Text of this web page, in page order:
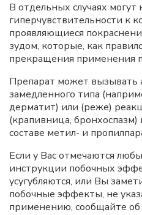
В отдельных случаях
гиперчувствительности к
проявляющиеся
зудом, которые, как
прекращения применения
Препарат может вызывать
замедленного типа
дерматит) или (реже)
(крапивница, бронхоспазм)
составе метил- и
Если у Вас отмечаются
инструкции побочных
усугубляются, или Вы
побочные эффекты, не
применению, сообщайте об